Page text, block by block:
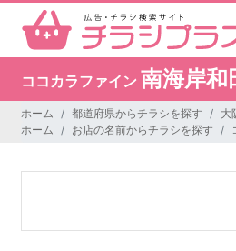
ココカラファイン 南海岸和
ホーム 都道府県からチラシを探す 大
ホーム
お店の名前からチラシを探す